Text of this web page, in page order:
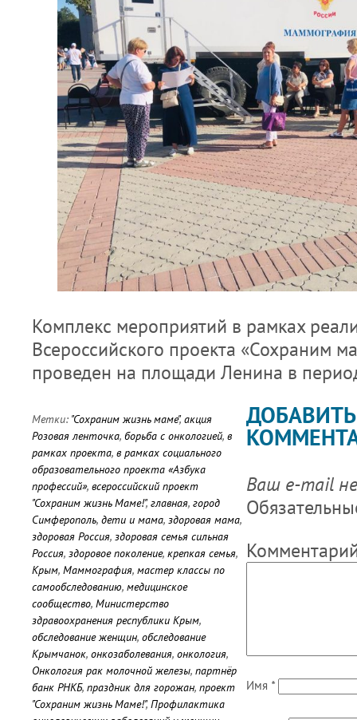
Комплекс мероприятий в рамках
Всероссийского проекта «Сохраним
проведен на площади Ленина в
Метки: "Сохраним жизнь маме",акция
Розовая ленточка, борьба с онкологией, в
рамках проекта, в рамках социального
образовательного проекта «Азбука
профессий», всероссийский проект
"Сохраним жизнь Маме!",главная, город
Симферополь, дети и мама, здоровая мама,
здоровая Россия, здоровая семья сильная
Россия, здоровое поколение, крепкая семья,
Крым, Маммография, мастер классы по
самообследованию, медицинское
сообщество, Министерство
здравоохранения республики Крым,
обследование женщин, обследование
Крымчанок, онкозаболевания, онкология,
Онкология рак молочной железы, партнёр
банк РНКБ, праздник для горожан, проект
"Сохраним жизнь Маме!",Профилактика
ДОБАВИТЬ
Ваш e-mail
Имя *